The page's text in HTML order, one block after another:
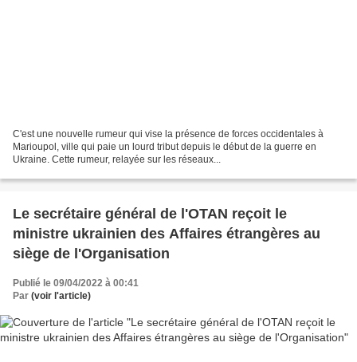
C'est une nouvelle rumeur qui vise la présence de forces occidentales à
Marioupol, ville qui paie un lourd tribut depuis le début de la guerre en
Ukraine. Cette rumeur, relayée sur les réseaux...
Le secrétaire général de l'OTAN reçoit le
ministre ukrainien des Affaires étrangères au
siège de l'Organisation
Publié le 09/04/2022 à 00:41
Par (voir l'article)